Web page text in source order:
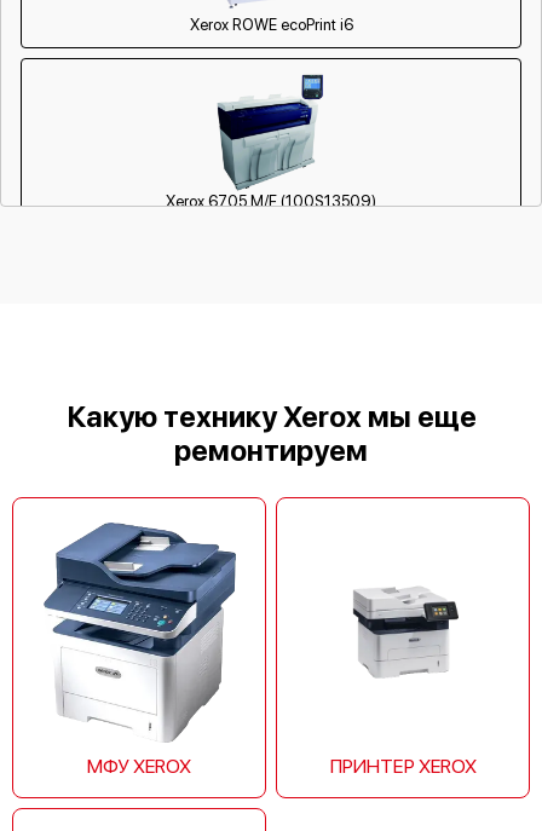
Xerox ROWE ecoPrint i6
Xerox 6705 M/F (100S13509)
Какую технику Xerox мы еще
ремонтируем
МФУ XEROX ПРИНТЕР XEROX